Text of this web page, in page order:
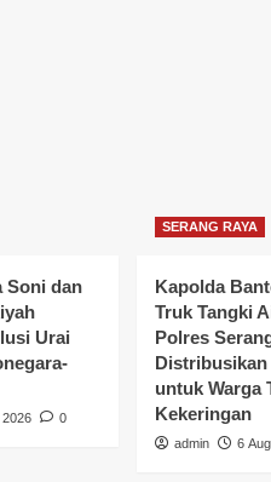
Soni dan
Urai
0
SERANG RAYA
Kapolda
Truk Tangki
Polres
Distribusikan
untuk Warga
Kekeringan
admin 6